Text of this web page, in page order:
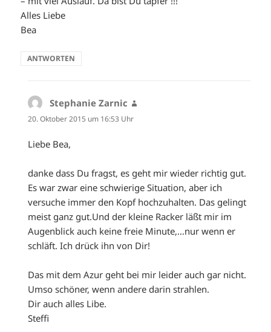
Alles Liebe
Bea
ANTWORTEN
Stephanie Zarnic
20. Oktober 2015 um 16:53 Uhr
Liebe Bea,
danke dass Du fragst, es geht mir wieder richtig gut.
Es war zwar eine schwierige Situation, aber ich
versuche immer den Kopf hochzuhalten. Das gelingt
meist ganz gut.Und der kleine Racker läßt mir im
Augenblick auch keine freie Minute,…nur wenn er
schläft. Ich drück ihn von Dir!
Das mit dem Azur geht bei mir leider auch gar nicht.
Umso schöner, wenn andere darin strahlen.
Dir auch alles Libe.
Steffi